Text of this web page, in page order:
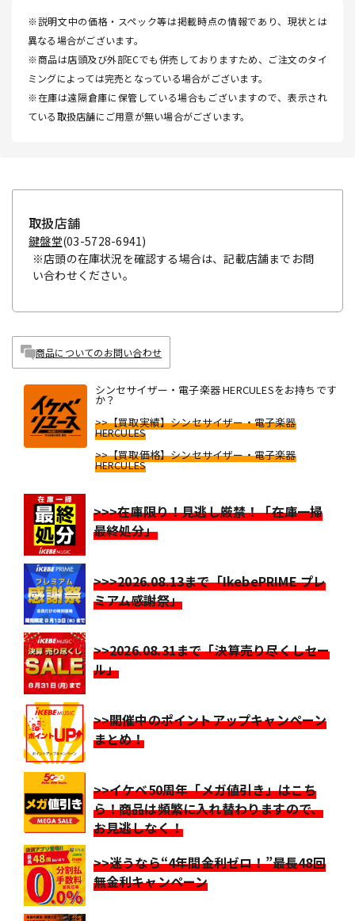
※説明文中の価格・スペック等は掲載時点の情報であり、現状とは
異なる場合がございます。
※商品は店頭及び外部ECでも併売しておりますため、ご注文のタイ
ミングによっては完売となっている場合がございます。
※在庫は遠隔倉庫に保管している場合もございますので、表示され
ている取扱店舗にご用意が無い場合がございます。
取扱店舗
鍵盤堂(03-5728-6941)
※店頭の在庫状況を確認する場合は、記載店舗までお問
い合わせください。
商品についてのお問い合わせ
シンセサイザー・電子楽器 HERCULESをお持ちです
か？
>>【買取実績】シンセサイザー・電子楽器
HERCULES
>>【買取価格】シンセサイザー・電子楽器
HERCULES
>>>在庫限り！見逃し厳禁！「在庫一掃
最終処分」
>>>2026.08.13まで「IkebePRIME プレ
ミアム感謝祭」
>>2026.08.31まで「決算売り尽くしセー
ル」
>>開催中のポイントアップキャンペーン
まとめ！
>>イケベ50周年「メガ値引き」はこち
ら！商品は頻繁に入れ替わりますので、
お見逃しなく！
>>迷うなら“4年間金利ゼロ！”最長48回
無金利キャンペーン